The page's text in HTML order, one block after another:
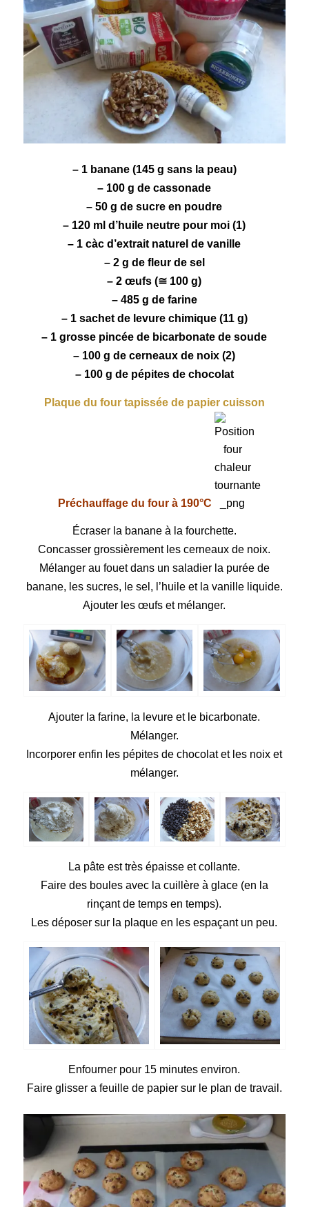
– 1 banane(145 g sans la peau)
– 100 g de cassonade
– 50 g de sucre en poudre
– 120 ml d’huile neutre pour moi (1)
– 1 càc d’extrait naturel devanille
– 2 g de fleur de sel
– 2 œufs (≅ 100 g)
– 485 g de farine
– 1 sachet de levure chimique (11 g)
– 1 grosse pincée de bicarbonate de soude
– 100 g de cerneaux de noix (2)
– 100 g de pépites de chocolat
Plaque du four tapissée de papier cuisson
Préchauffage du four à 190°C
Écraser la banane à la fourchette.
Concasser grossièrement les cerneaux de noix.
Mélanger au fouet dans un saladier la purée de
banane, les sucres, le sel, l’huile et la vanille liquide.
Ajouter les œufs et mélanger.
Ajouter la farine, la levure et le bicarbonate.
Mélanger.
Incorporer enfin les pépites de chocolat et les noix et
mélanger.
La pâte est très épaisse et collante.
Faire des boules avec la cuillère à glace (en la
rinçant de temps en temps).
Les déposer sur la plaque en les espaçant un peu.
Enfourner pour 15 minutes environ.
Faire glisser a feuille de papier sur le plan de travail.